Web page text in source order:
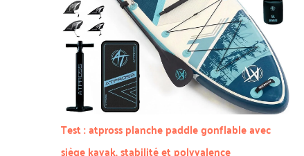
Test : atpross planche paddle gonflable avec
siège kayak, stabilité et polyvalence